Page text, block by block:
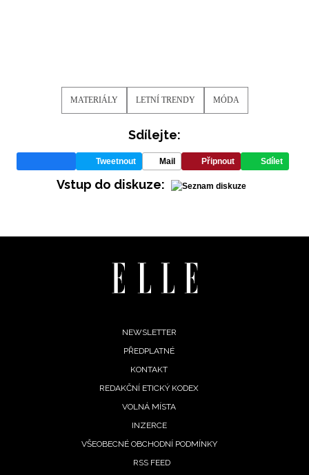
MATERIÁLY LETNÍ TRENDY MÓDA
Sdílejte:
Tweetnout Mail Připnout Sdílet
Vstup do diskuze:
NEWSLETTER
PŘEDPLATNÉ
KONTAKT
REDAKČNÍ ETICKÝ KODEX
VOLNÁ MÍSTA
INZERCE
VŠEOBECNÉ OBCHODNÍ PODMÍNKY
RSS FEED